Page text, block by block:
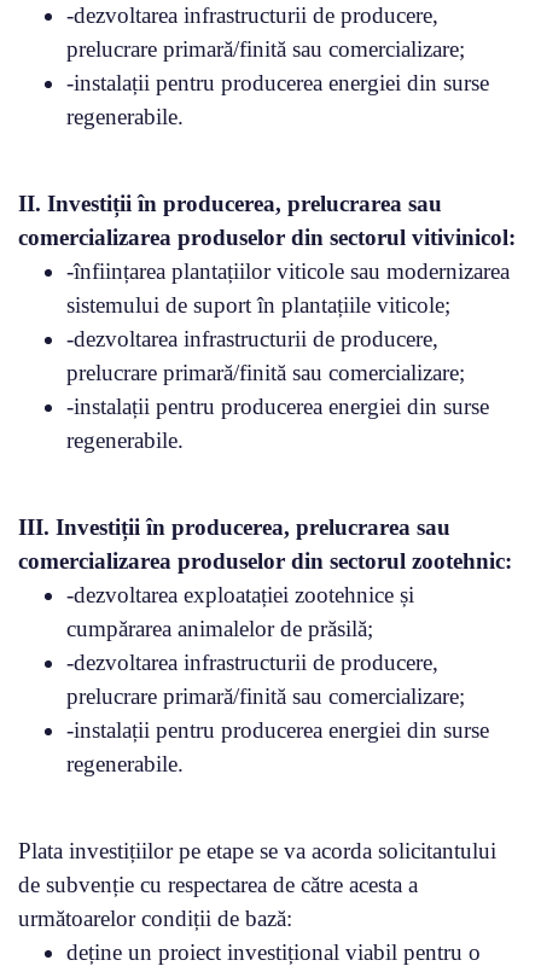
-dezvoltarea infrastructurii de producere,
prelucrare primară/finită sau comercializare;
-instalații pentru producerea energiei din surse
regenerabile.
II. Investiții în producerea, prelucrarea sau
comercializarea produselor din sectorul vitivinicol:
-înființarea plantațiilor viticole sau modernizarea
sistemului de suport în plantațiile viticole;
-dezvoltarea infrastructurii de producere,
prelucrare primară/finită sau comercializare;
-instalații pentru producerea energiei din surse
regenerabile.
III. Investiții în producerea, prelucrarea sau
comercializarea produselor din sectorul zootehnic:
-dezvoltarea exploatației zootehnice și
cumpărarea animalelor de prăsilă;
-dezvoltarea infrastructurii de producere,
prelucrare primară/finită sau comercializare;
-instalații pentru producerea energiei din surse
regenerabile.
Plata investițiilor pe etape se va acorda solicitantului
de subvenție cu respectarea de către acesta a
următoarelor condiții de bază:
deține un proiect investițional viabil pentru o